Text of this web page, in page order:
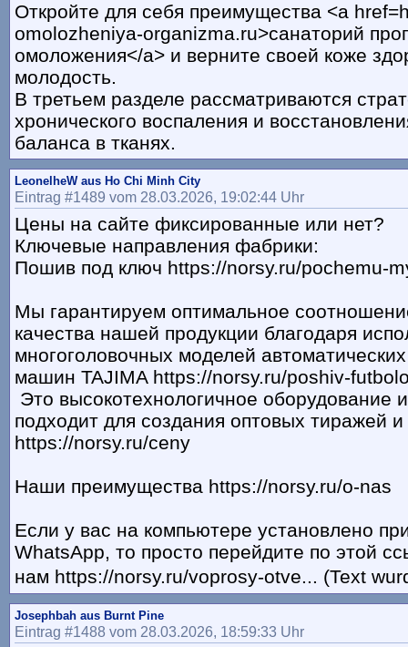
Откройте для себя преимущества <a
omolozheniya-organizma.ru>санаторий
омоложения</a> и верните своей коже
молодость.
В третьем разделе рассматриваются
хронического воспаления и
баланса в тканях.
LeonelheW aus Ho Chi Minh City
Eintrag #1489 vom 28.03.2026, 19:02:44 Uhr
Цены на сайте фиксированные или нет?
Ключевые направления фабрики:
Пошив под ключ https://norsy.ru/pochemu-
Мы гарантируем оптимальное
качества нашей продукции благодаря
многоголовочных моделей
машин TAJIMA https://norsy.ru/poshiv-
Это высокотехнологичное оборудование
подходит для создания оптовых тиражей
https://norsy.ru/ceny
Наши преимущества https://norsy.ru/o-nas
Если у вас на компьютере установлено
WhatsApp, то просто перейдите по этой
нам https://norsy.ru/voprosy-otve... (Text
Josephbah aus Burnt Pine
Eintrag #1488 vom 28.03.2026, 18:59:33 Uhr